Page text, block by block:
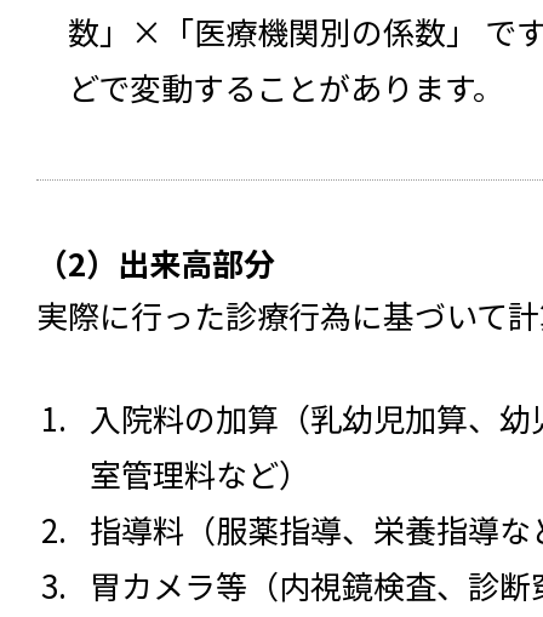
数」×「医療機関別の係数」 で
どで変動することがあります。
（2）出来高部分
実際に行った診療行為に基づいて
入院料の加算（乳幼児加算、
室管理料など）
指導料（服薬指導、栄養指導な
胃カメラ等（内視鏡検査、診